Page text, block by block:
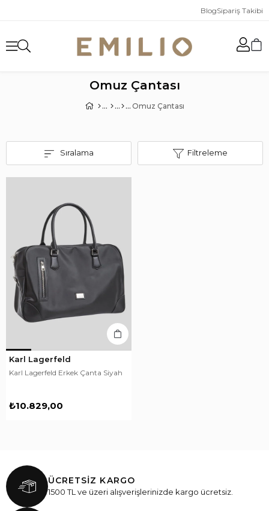
BlogSipariş Takibi
Omuz Çantası
Omuz Çantası
Filtreleme
Sıralama
Karl Lagerfeld
Karl Lagerfeld Erkek Çanta Siyah
₺10.829,00
ÜCRETSİZ KARGO
1500 TL ve üzeri alışverişlerinizde kargo ücretsiz.